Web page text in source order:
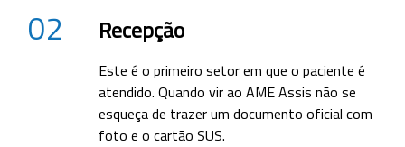
02 Recepção
Este é o primeiro setor em que o paciente é
atendido. Quando vir ao AME Assis não se
esqueça de trazer um documento oficial com
foto e o cartão SUS.